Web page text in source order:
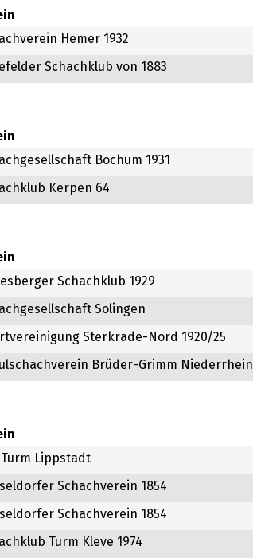
Hemer 1932
Schachklub von 1883
Bochum 1931
Kerpen 64
Schachklub 1929
Solingen
Sterkrade-Nord 1920/25
Brüder-Grimm Niederrhein
Turm Lippstadt
Schachverein 1854
Schachverein 1854
Turm Kleve 1974